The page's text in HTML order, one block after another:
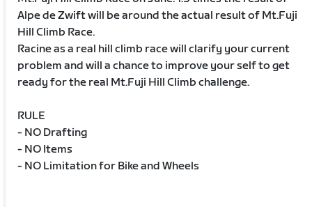
Alpe de Zwift will be around the actual result of Mt.Fuji
Hill Climb Race.
Racine as a real hill climb race will clarify your current
problem and will a chance to improve your self to get
ready for the real Mt.Fuji Hill Climb challenge.
RULE
- NO Drafting
- NO Items
- NO Limitation for Bike and Wheels